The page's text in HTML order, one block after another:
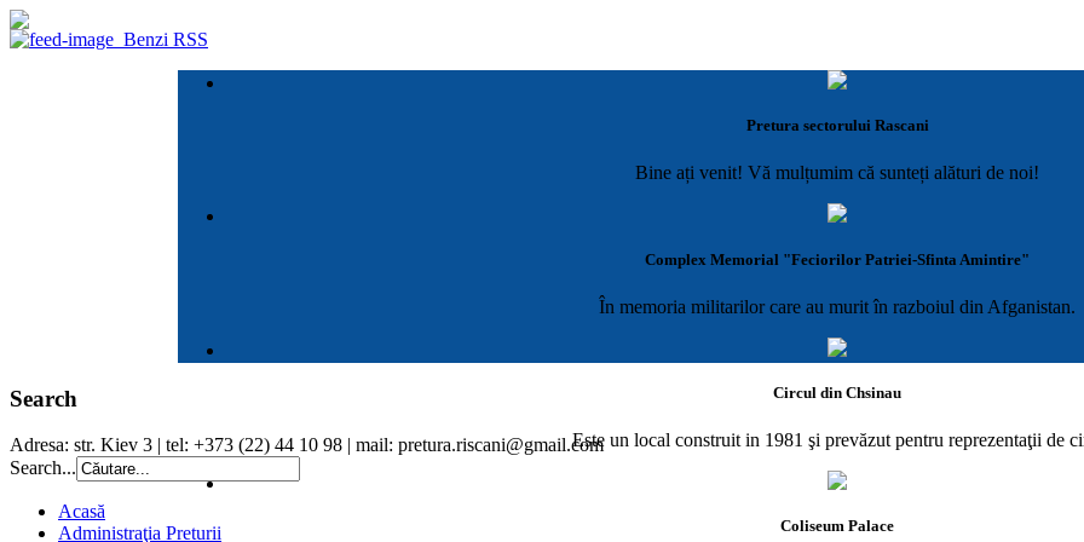
Benzi RSS
Pretura sectorului Rascani
Bine ați venit! Vă mulțumim că sunteți alături de noi!
Complex Memorial "Feciorilor Patriei-Sfinta Amintire"
În memoria militarilor care au murit în razboiul din Afganistan.
Circul din Chsinau
Este un local construit in 1981 şi prevăzut pentru reprezentaţii de
Coliseum Palace
Search
Adresa: str. Kiev 3 | tel: +373 (22) 44 10 98 | mail: pretura.riscani@gmail.com
Search...
Acasă
Administraţia Preturii